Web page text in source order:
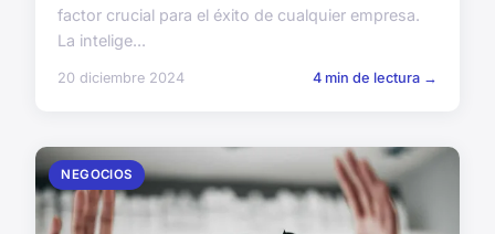
factor crucial para el éxito de cualquier empresa.
La intelige...
20 diciembre 2024 4 min de lectura →
NEGOCIOS